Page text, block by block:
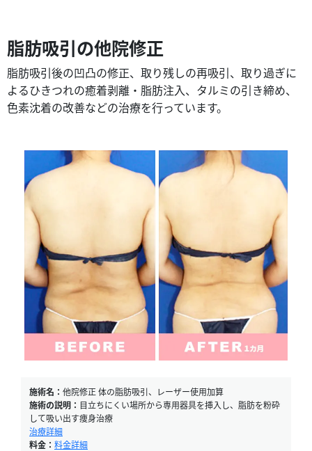
脂肪吸引の他院修正
脂肪吸引後の凹凸の修正、取り残しの再吸引、取り過ぎに
よるひきつれの癒着剥離・脂肪注入、タルミの引き締め、
色素沈着の改善などの治療を行っています。
施術名： 他院修正 体の脂肪吸引、レーザー使用加算
施術の説明： 目立ちにくい場所から専用器具を挿入し、脂肪を粉砕
して吸い出す痩身治療
治療詳細
料金： 料金詳細